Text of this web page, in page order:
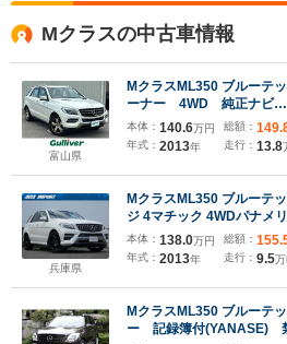
Mクラスの中古車情報
富山県
MクラスML350 ブルーテ
ーナー 4WD 純正ナビ
(FM/AM/TV/Bluetooth/
ート(運転席・助手席) シ
プアシスト 衝突軽減ブ
本体： 140.6万円
年式： 2013年
総額：
走行： 13.8
兵庫県
MクラスML350 ブルーテ
ジ 4マチック 4WDパナメ
ン 純正HDDナビ 地デジハ
19AW 禁煙 正規D車 下取車
本体： 138.0万円
年式： 2013年
総額：
走行： 9.5
MクラスML350 ブルーテ
ー 記録簿付(YANASE)